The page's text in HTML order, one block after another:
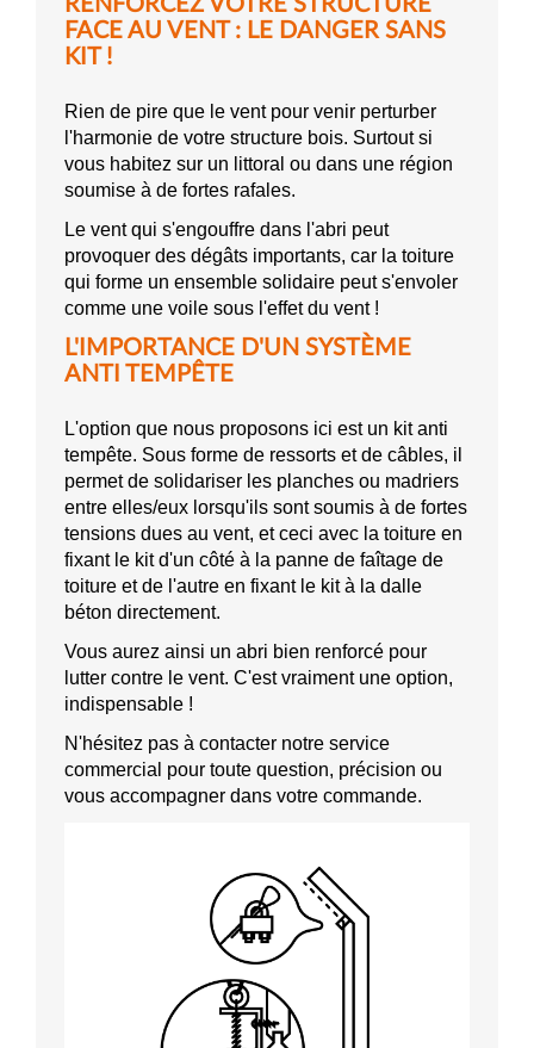
RENFORCEZ VOTRE STRUCTURE
FACE AU VENT : LE DANGER SANS
KIT !
Rien de pire que le vent pour venir perturber
l'harmonie de votre structure bois. Surtout si
vous habitez sur un littoral ou dans une région
soumise à de fortes rafales.
Le vent qui s'engouffre dans l'abri peut
provoquer des dégâts importants, car la toiture
qui forme un ensemble solidaire peut s'envoler
comme une voile sous l'effet du vent !
L'IMPORTANCE D'UN SYSTÈME
ANTI TEMPÊTE
L'option que nous proposons ici est un kit anti
tempête. Sous forme de ressorts et de câbles, il
permet de solidariser les planches ou madriers
entre elles/eux lorsqu'ils sont soumis à de fortes
tensions dues au vent, et ceci avec la toiture en
fixant le kit d'un côté à la panne de faîtage de
toiture et de l'autre en fixant le kit à la dalle
béton directement.
Vous aurez ainsi un abri bien renforcé pour
lutter contre le vent. C'est vraiment une option,
indispensable !
N'hésitez pas à contacter notre service
commercial pour toute question, précision ou
vous accompagner dans votre commande.